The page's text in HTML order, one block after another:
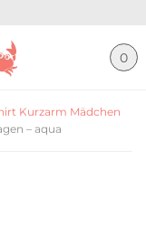
0
Kurzarm Mädchen
– aqua